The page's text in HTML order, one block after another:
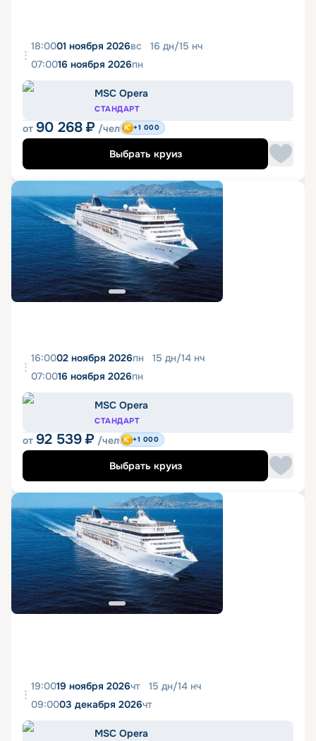
18:0001 ноября 2026вс 16 дн/15 нч
07:0016 ноября 2026пн
MSC Opera
СТАНДАРТ
от 90 268 ₽ /чел +1 000
Выбрать круиз
16:0002 ноября 2026пн 15 дн/14 нч
07:0016 ноября 2026пн
MSC Opera
СТАНДАРТ
от 92 539 ₽ /чел +1 000
Выбрать круиз
19:0019 ноября 2026чт 15 дн/14 нч
09:0003 декабря 2026чт
MSC Opera